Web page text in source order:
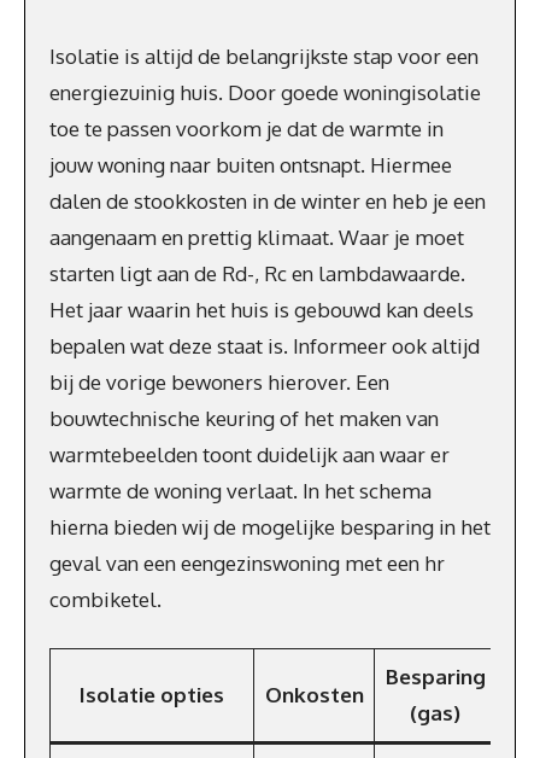
Isolatie is altijd de belangrijkste stap voor een
energiezuinig huis. Door goede woningisolatie
toe te passen voorkom je dat de warmte in
jouw woning naar buiten ontsnapt. Hiermee
dalen de stookkosten in de winter en heb je een
aangenaam en prettig klimaat. Waar je moet
starten ligt aan de Rd-, Rc en lambdawaarde.
Het jaar waarin het huis is gebouwd kan deels
bepalen wat deze staat is. Informeer ook altijd
bij de vorige bewoners hierover. Een
bouwtechnische keuring of het maken van
warmtebeelden toont duidelijk aan waar er
warmte de woning verlaat. In het schema
hierna bieden wij de mogelijke besparing in het
geval van een eengezinswoning met een hr
combiketel.
Isolatie opties Onkosten
Besparing
(gas)